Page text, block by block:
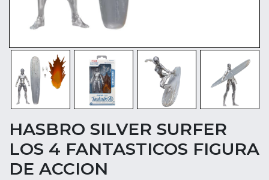
HASBRO SILVER SURFER
LOS 4 FANTASTICOS FIGURA
DE ACCION